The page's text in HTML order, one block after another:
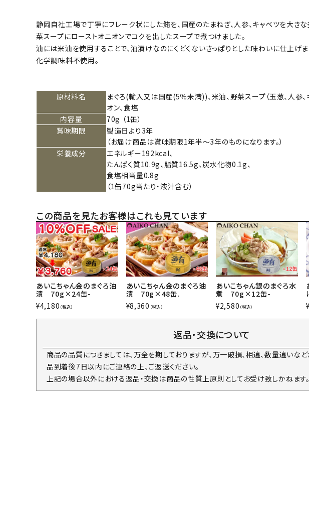
静岡自社工場で丁寧にフレーク状にした鮪を、国産のたまねぎ、人参、キャベツを大き
菜スープにローストオニオンでコクを出したスープで煮つけました。
油には米油を使用することで、油漬けなのにくどくないさっぱりとした味わいに仕上げま
化学調味料不使用。
原材料名
まぐろ(輸入又は国産(5％未満))、米油、野菜スープ（玉葱、人参、
オン、食塩
内容量
70g （1缶）
賞味期限
製造日より3年
（お届け商品は賞味期限1年半～3年のものになります。）
栄養成分
エネルギー192kcal、
たんぱく質10.9g、脂質16.5g、炭水化物0.1g、
食塩相当量0.8g
（1缶70g当たり・液汁含む）
この商品を見たお客様はこれも見ています
あいこちゃん金のまぐろ油
漬 70g×24缶-
¥4,180 （税込）
あいこちゃん金のまぐろ油
漬 70g×48缶.
¥8,360 （税込）
あいこちゃん銀のまぐろ水
煮 70g×12缶-
¥2,580 （税込）
¥
返品・交換について
商品の品質につきましては、万全を期しておりますが、万一破損、相違、数量違いな
品到着後7日以内にご連絡の上、ご返送ください。
上記の場合以外における返品・交換は商品の性質上原則としてお受け致しかねます。